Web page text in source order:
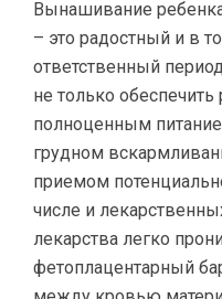
Вынашивание
– это радостный и в
ответственный
не только
полноценным
грудном
приемом
числе и
лекарства легко
фетоплацентарный